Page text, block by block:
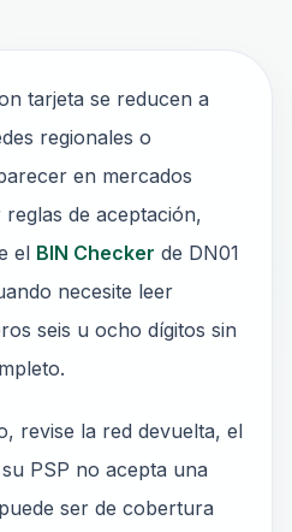
tarjeta se reducen a
regionales o
en mercados
de aceptación,
el BIN Checker de DN01
necesite leer
seis u ocho dígitos sin
revise la red devuelta, el
PSP no acepta una
ser de cobertura